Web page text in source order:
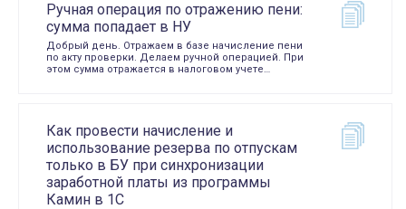
Ручная операция по отражению пени:
сумма попадает в НУ
Добрый день. Отражаем в базе начисление пени
по акту проверки. Делаем ручной операцией. При
этом сумма отражается в налоговом учете…
Как провести начисление и
использование резерва по отпускам
только в БУ при синхронизации
заработной платы из программы
Камин в 1С